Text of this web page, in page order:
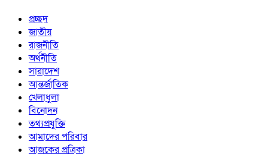
প্রচ্ছদ
জাতীয়
রাজনীতি
অর্থনীতি
সারাদেশ
আন্তর্জাতিক
খেলাধুলা
বিনোদন
তথ্যপ্রযুক্তি
আমাদের পরিবার
আজকের প্রত্রিকা